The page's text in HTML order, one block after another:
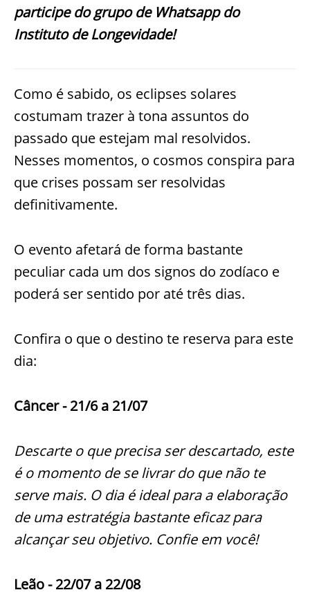
participe do grupo de Whatsapp do
Instituto de Longevidade!
Como é sabido, os eclipses solares
costumam trazer à tona assuntos do
passado que estejam mal resolvidos.
Nesses momentos, o cosmos conspira para
que crises possam ser resolvidas
definitivamente.
O evento afetará de forma bastante
peculiar cada um dos signos do zodíaco e
poderá ser sentido por até três dias.
Confira o que o destino te reserva para este
dia:
Câncer - 21/6 a 21/07
Descarte o que precisa ser descartado, este
é o momento de se livrar do que não te
serve mais. O dia é ideal para a elaboração
de uma estratégia bastante eficaz para
alcançar seu objetivo. Confie em você!
Leão - 22/07 a 22/08